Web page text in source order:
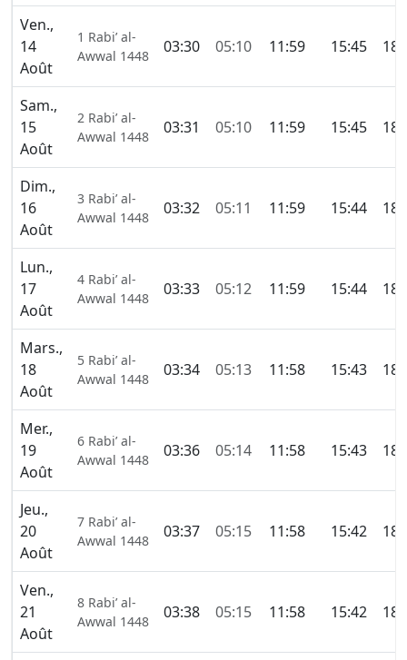
Ven.,
14
Août
1 Rabi’ al-
Awwal 1448
03:30 05:10 11:59 15:45
Sam.,
15
Août
2 Rabi’ al-
Awwal 1448
03:31 05:10 11:59 15:45
Dim.,
16
Août
3 Rabi’ al-
Awwal 1448
03:32 05:11 11:59 15:44
Lun.,
17
Août
4 Rabi’ al-
Awwal 1448
03:33 05:12 11:59 15:44
Mars.,
18
Août
5 Rabi’ al-
Awwal 1448
03:34 05:13 11:58 15:43
Mer.,
19
Août
6 Rabi’ al-
Awwal 1448
03:36 05:14 11:58 15:43
Jeu.,
20
Août
7 Rabi’ al-
Awwal 1448
03:37 05:15 11:58 15:42
Ven.,
21
Août
8 Rabi’ al-
Awwal 1448
03:38 05:15 11:58 15:42